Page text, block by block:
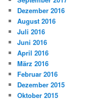
Dezember 2016
August 2016
Juli 2016
Juni 2016
April 2016
März 2016
Februar 2016
Dezember 2015
Oktober 2015